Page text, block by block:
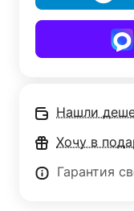
Нашли
Хочу в
Гарантия